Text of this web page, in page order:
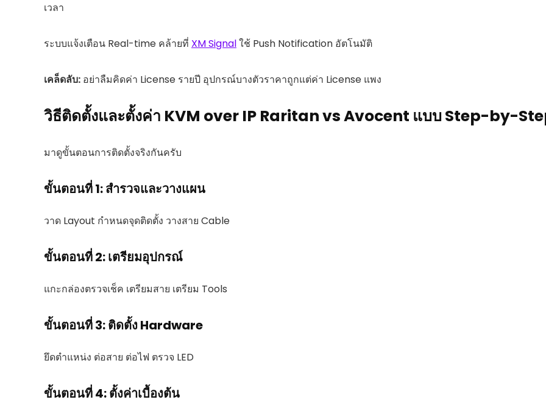
เวลา
ระบบแจ้งเตือน Real-time คล้ายที่ XM Signalใช้ Push Notification อัตโนมัติ
เคล็ดลับ: อย่าลืมคิดค่า License รายปี อุปกรณ์บางตัวราคาถูกแต่ค่า License แพง
วิธีติดตั้งและตั้งค่า KVM over IP Raritan vs Avocent แบบ Step-by-
มาดูขั้นตอนการติดตั้งจริงกันครับ
ขั้นตอนที่ 1: สำรวจและวางแผน
วาด Layout กำหนดจุดติดตั้ง วางสาย Cable
ขั้นตอนที่ 2: เตรียมอุปกรณ์
แกะกล่องตรวจเช็ค เตรียมสาย เตรียม Tools
ขั้นตอนที่ 3: ติดตั้ง Hardware
ยึดตำแหน่ง ต่อสาย ต่อไฟ ตรวจ LED
ขั้นตอนที่ 4: ตั้งค่าเบื้องต้น